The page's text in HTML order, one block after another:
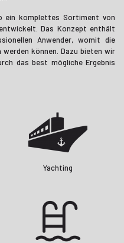
ein komplettes Sortiment von
Das Konzept enthält
Anwender, womit die
können. Dazu bieten wir
das best mögliche Ergebnis
Yachting